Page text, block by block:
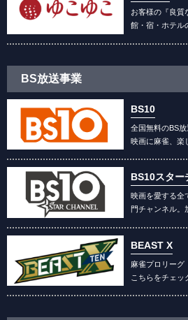
お客様の『良質
館・宿・ホテル
BS放送事業
BS10
全国無料のBS
映画に麻雀、楽
BS10スター
映画を愛する全
門チャンネル。
BEAST X
麻雀プロリーグ
こちらをチェッ